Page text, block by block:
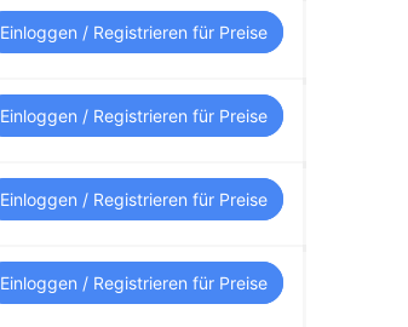
Einloggen / Registrieren für Preise
Einloggen / Registrieren für Preise
Einloggen / Registrieren für Preise
Einloggen / Registrieren für Preise